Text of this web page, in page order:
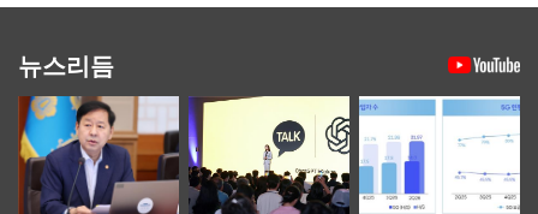
뉴스리듬